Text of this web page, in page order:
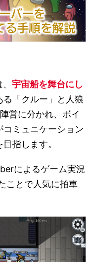
宇宙船を舞台にし
る「クルー」と人狼
営に分かれ、ボイ
ミュニケーション
指します。
によるゲーム実況
ことで人気に拍車